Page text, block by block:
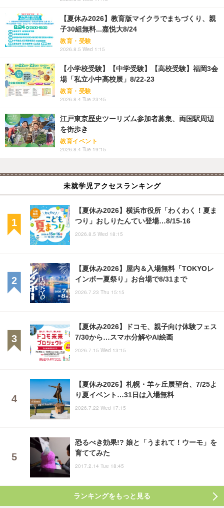
【夏休み2026】教育版マイクラでまちづくり、親
子30組無料...嘉悦大8/24
教育・受験
2026.8.5 Wed 1:15
【小学校受験】【中学受験】【高校受験】福岡3会
場「私立小中高校展」8/22-23
教育・受験
2026.8.4 Tue 23:45
江戸東京歴史ツーリズム参加者募集、両国駅周辺
を街歩き
教育イベント
2026.8.4 Tue 19:15
未就学児アクセスランキング
【夏休み2026】横浜市役所「わくわく！夏ま
つり」おしりたんてい登場…8/15-16
2026.8.5 Wed 18:15
【夏休み2026】屋内＆入場無料「TOKYOレ
インボー夏祭り」お台場で8/31まで
2026.7.23 Thu 15:15
【夏休み2026】ドコモ、親子向け体験フェス
7/30から…スマホ分解やAI絵画
2026.7.15 Wed 13:15
【夏休み2026】札幌・羊ヶ丘展望台、7/25よ
り夏イベント…31日は入場無料
2026.7.22 Wed 17:15
恐るべき効果!? 娘と「うまれて！ウーモ」を
育ててみた
2017.2.14 Tue 18:45
ランキングをもっと見る